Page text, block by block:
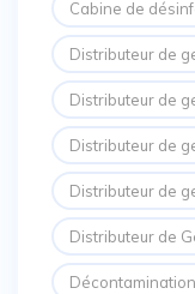
Cabine de
Distributeur de
Distributeur de
Distributeur de
Distributeur de
Distributeur de
Décontamination